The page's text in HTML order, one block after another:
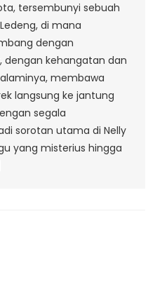
tersembunyi sebuah
di mana
dengan
dengan kehangatan dan
membawa
langsung ke jantung
segala
sorotan utama di Nelly
yang misterius hingga